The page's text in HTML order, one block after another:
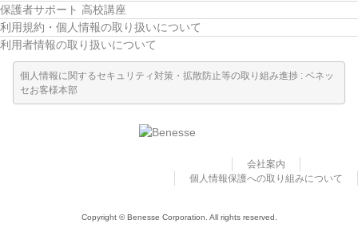
保護者サポート 高校講座
利用規約・個人情報の取り扱いについて
利用者情報の取り扱いについて
個人情報に関するセキュリティ対策・拡散防止等の取り組み進捗 : ベネッ
セお客様本部
Copyright © Benesse Corporation. All rights reserved.
会社案内
個人情報保護への取り組みについて